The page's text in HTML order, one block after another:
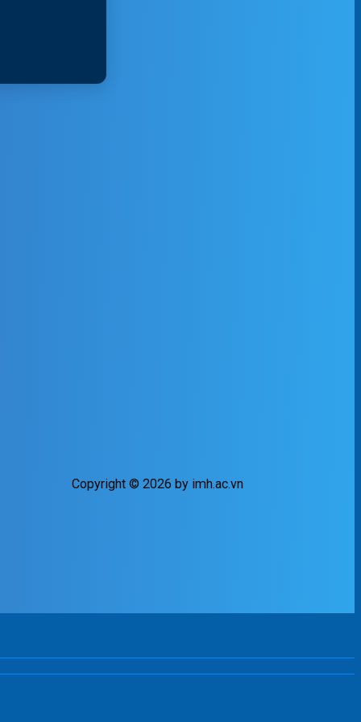
Copyright © 2026 by imh.ac.vn